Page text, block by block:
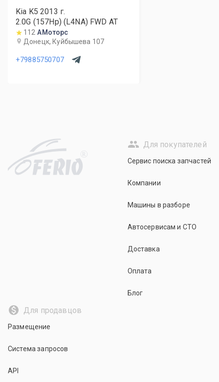
Kia K5 2013 г.
2.0G (157Hp) (L4NA) FWD AT
112 АМоторс
Донецк, Куйбышева 107
+79885750707
R
Для покупателей
Сервис поиска запчастей
Компании
Машины в разборе
Автосервисам и СТО
Доставка
Оплата
Блог
Для продавцов
Размещение
Система запросов
API